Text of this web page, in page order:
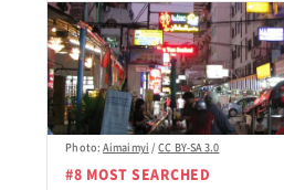
Photo:Aimaimyi /CC BY-SA 3.0
#8 MOST SEARCHED